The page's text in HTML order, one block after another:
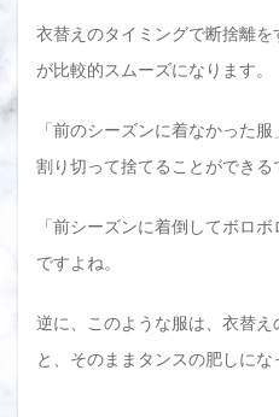
がベ
ス
ト！
に断
し
に習
慣化
させ
ょう
衣替えのタイミングで断捨離
が比較的スムーズになります。
「前のシーズンに着なかった
割り切って捨てることができる
「前シーズンに着倒してボロ
ですよね。
逆に、このような服は、衣替
と、そのままタンスの肥しにな